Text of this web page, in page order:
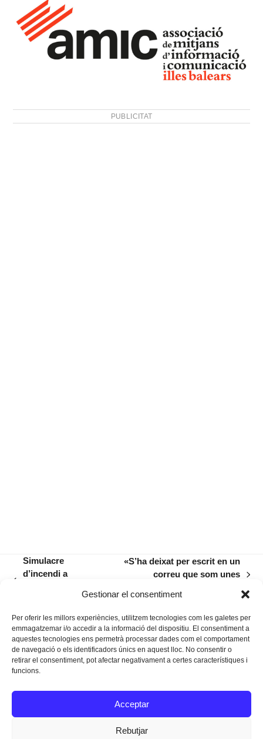
Gestionar el consentiment
Per oferir les millors experiències, utilitzem tecnologies com les galetes per
emmagatzemar i/o accedir a la informació del dispositiu. El consentiment a
aquestes tecnologies ens permetrà processar dades com el comportament
de navegació o els identificadors únics en aquest lloc. No consentir o
retirar el consentiment, pot afectar negativament a certes característiques i
funcions.
Acceptar
Rebutjar
PUBLICITAT
Simulacre
d’incendi a
post:
«S’ha deixat per escrit en un
correu que som unes
Instagram
Facebook
Twitter
Texts Legals